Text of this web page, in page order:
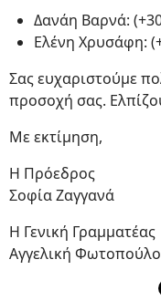
Δανάη Βαρνά:
Ελένη Χρυσάφη:
Σας ευχαριστούμε
προσοχή σας.
Με εκτίμηση,
Η Πρόεδρος
Σοφία Ζαγγανά
Η Γενική Γραμματέας
Αγγελική